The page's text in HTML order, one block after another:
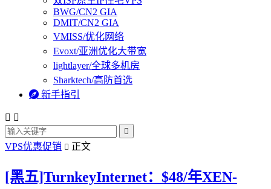
BWG/CN2 GIA
DMIT/CN2 GIA
VMISS/优化网络
Evoxt/亚洲优化大带宽
lightlayer/全球多机房
Sharktech/高防首选
 新手指引
 

VPS优惠促销  正文
[黑五]TurnkeyInternet：$48/年XEN-